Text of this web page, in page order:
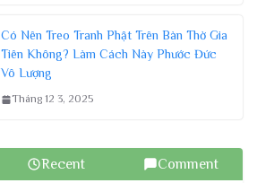
Có Nên Treo Tranh Phật Trên Bàn Thờ Gia
Tiên Không? Làm Cách Này Phước Đức
Vô Lượng
Tháng 12 3, 2025
Recent Comment